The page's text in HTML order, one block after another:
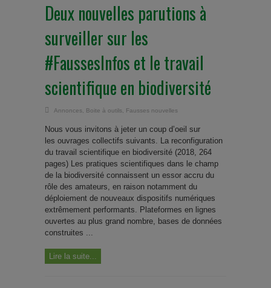
Deux nouvelles parutions à
surveiller sur les
#FaussesInfos et le travail
scientifique en biodiversité
Annonces Boite à outils Fausses nouvelles
Nous vous invitons à jeter un coup d’oeil sur
les ouvrages collectifs suivants. La reconfiguration
du travail scientifique en biodiversité (2018, 264
pages) Les pratiques scientifiques dans le champ
de la biodiversité connaissent un essor accru du
rôle des amateurs, en raison notamment du
déploiement de nouveaux dispositifs numériques
extrêmement performants. Plateformes en lignes
ouvertes au plus grand nombre, bases de données
construites ...
Lire la suite...